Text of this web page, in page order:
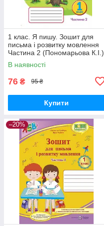
1 клас. Я пишу. Зошит для
письма і розвитку мовлення
Частина 2 (Пономарьова К.І.)
Оріон
В наявності
76 ₴ 95 ₴
Купити
–20%